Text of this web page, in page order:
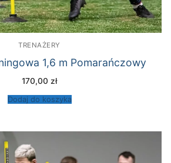
TRENAŻERY
1,6 m Pomarańczowy
170,00 zł
Dodaj do koszyka